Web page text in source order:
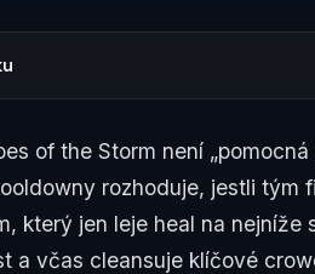
of the Storm není
rozhoduje, jestli tým
který jen leje heal na
a včas cleansuje klíčové